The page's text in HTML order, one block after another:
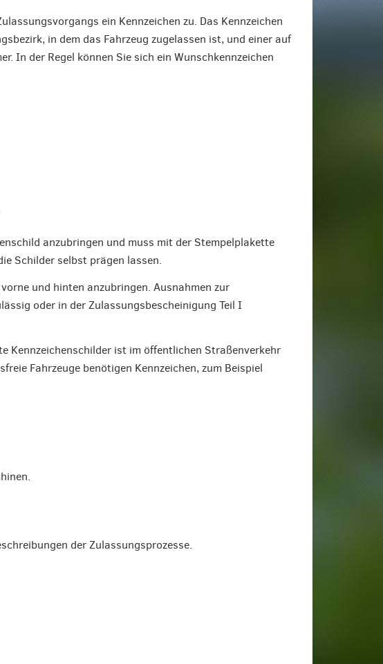
ein Kennzeichen zu. Das Kennzeichen
in dem das Fahrzeug zugelassen ist, und einer auf
In der Regel können Sie sich ein Wunschkennzeichen
anzubringen und muss mit der Stempelplakette
Schilder selbst prägen lassen.
und hinten anzubringen. Ausnahmen zur
oder in der Zulassungsbescheinigung Teil I
Kennzeichenschilder ist im öffentlichen Straßenverkehr
Fahrzeuge benötigen Kennzeichen, zum Beispiel
der Zulassungsprozesse.